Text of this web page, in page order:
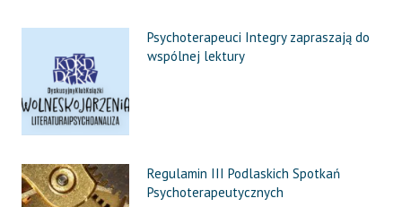
Psychoterapeuci Integry zapraszają do
wspólnej lektury
Regulamin III Podlaskich Spotkań
Psychoterapeutycznych